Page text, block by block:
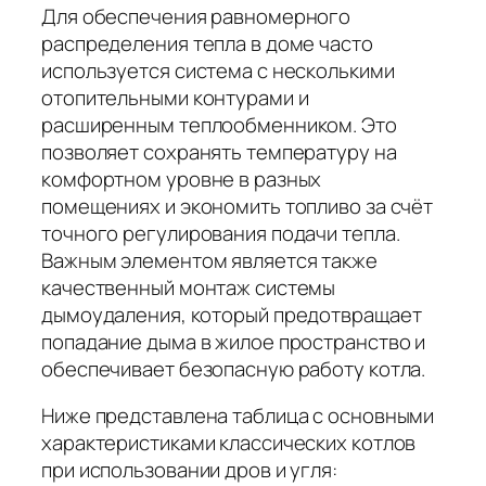
Для обеспечения равномерного
распределения тепла в доме часто
используется система с несколькими
отопительными контурами и
расширенным теплообменником. Это
позволяет сохранять температуру на
комфортном уровне в разных
помещениях и экономить топливо за счёт
точного регулирования подачи тепла.
Важным элементом является также
качественный монтаж системы
дымоудаления, который предотвращает
попадание дыма в жилое пространство и
обеспечивает безопасную работу котла.
Ниже представлена таблица с основными
характеристиками классических котлов
при использовании дров и угля: